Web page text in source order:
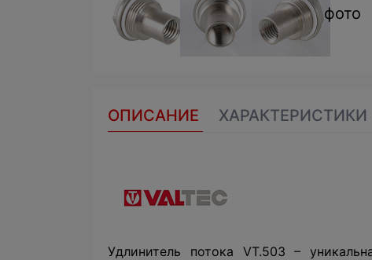
фото
ОПИСАНИЕ ХАРАКТЕРИСТИКИ
Удлинитель потока VT.503 –